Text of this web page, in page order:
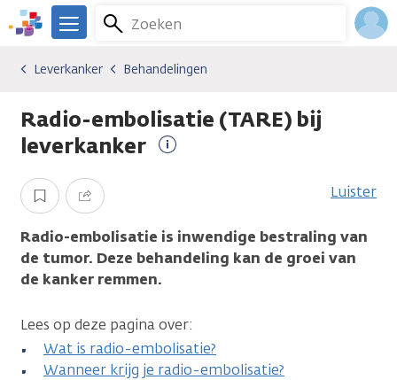
Overslaan
en
gaan
We
er
je.
Kanker.nl
Zoeken
Menu
Kankersoorten
Leverkanker
Behandelingen
Leverkanker Behandelingen
Radio-embolisatie (TARE) bij
leverkanker
Opslaan Delen Luister
Radio-embolisatie is inwendige bestraling van
de tumor. Deze behandeling kan de groei van
de kanker remmen.
Lees op deze pagina over:
Wat is radio-embolisatie?
Wanneer krijg je radio-embolisatie?